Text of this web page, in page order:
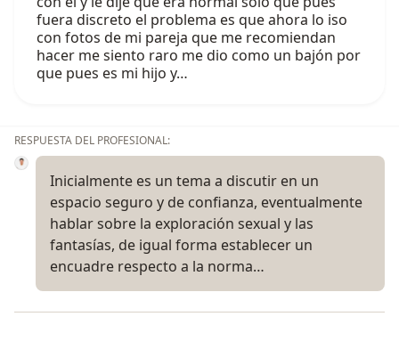
fuera discreto el problema es que ahora lo iso
con fotos de mi pareja que me recomiendan
hacer me siento raro me dio como un bajón por
que pues es mi hijo y…
RESPUESTA DEL PROFESIONAL:
Inicialmente es un tema a discutir en un
espacio seguro y de confianza, eventualmente
hablar sobre la exploración sexual y las
fantasías, de igual forma establecer un
encuadre respecto a la norma…